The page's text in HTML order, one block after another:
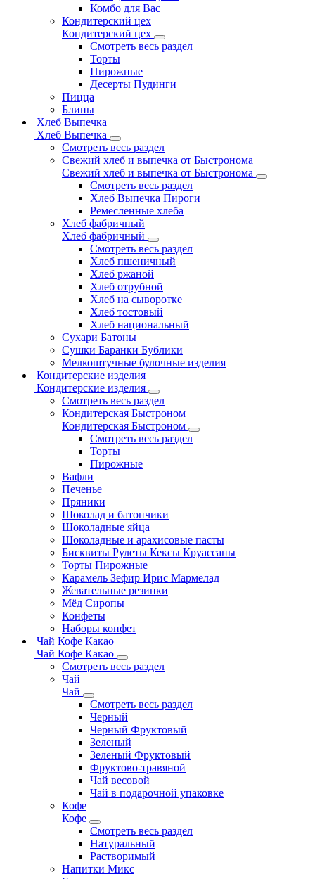
Комбо для Вас
Кондитерский цех
Кондитерский цех
Смотреть весь раздел
Торты
Пирожные
Десерты Пудинги
Пицца
Блины
Хлеб Выпечка
Хлеб Выпечка
Смотреть весь раздел
Свежий хлеб и выпечка от Быстронома
Свежий хлеб и выпечка от Быстронома
Смотреть весь раздел
Хлеб Выпечка Пироги
Ремесленные хлеба
Хлеб фабричный
Хлеб фабричный
Смотреть весь раздел
Хлеб пшеничный
Хлеб ржаной
Хлеб отрубной
Хлеб на сыворотке
Хлеб тостовый
Хлеб национальный
Сухари Батоны
Сушки Баранки Бублики
Мелкоштучные булочные изделия
Кондитерские изделия
Кондитерские изделия
Смотреть весь раздел
Кондитерская Быстроном
Кондитерская Быстроном
Смотреть весь раздел
Торты
Пирожные
Вафли
Печенье
Пряники
Шоколад и батончики
Шоколадные яйца
Шоколадные и арахисовые пасты
Бисквиты Рулеты Кексы Круассаны
Торты Пирожные
Карамель Зефир Ирис Мармелад
Жевательные резинки
Мёд Сиропы
Конфеты
Наборы конфет
Чай Кофе Какао
Чай Кофе Какао
Смотреть весь раздел
Чай
Чай
Смотреть весь раздел
Черный
Черный Фруктовый
Зеленый
Зеленый Фруктовый
Фруктово-травяной
Чай весовой
Чай в подарочной упаковке
Кофе
Кофе
Смотреть весь раздел
Натуральный
Растворимый
Напитки Микс